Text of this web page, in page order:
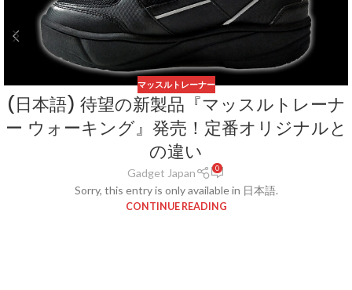
マッスルトレーナー
(日本語) 待望の新製品『マッスルトレーナ
ー ウォーキング』発売！定番オリジナルと
の違い
Gadget Japan 0
Sorry, this entry is only available in 日本語.
CONTINUE READING